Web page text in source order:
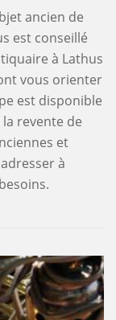
ancien de
est conseillé
à Lathus
vous orienter
est disponible
revente de
et
à